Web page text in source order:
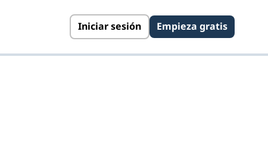
Iniciar sesión Empieza gratis